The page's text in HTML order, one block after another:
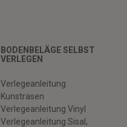
BODENBELÄGE SELBST
VERLEGEN
Verlegeanleitung
Kunstrasen
Verlegeanleitung Vinyl
Verlegeanleitung Sisal,